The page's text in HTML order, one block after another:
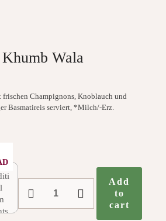
Wala
frischen Champignons, Knoblauch und
Basmatireis serviert, *Milch/-Erz.
Add
to
cart